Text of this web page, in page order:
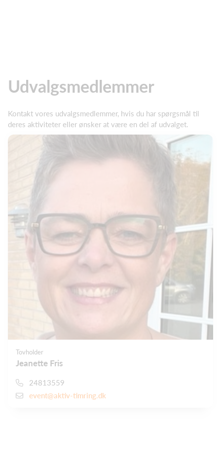
Udvalgsmedlemmer
Kontakt vores udvalgsmedlemmer, hvis du har spørgsmål til
deres aktiviteter eller ønsker at være en del af udvalget.
Tovholder
Jeanette Fris
24813559
event@aktiv-timring.dk